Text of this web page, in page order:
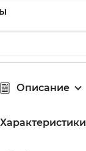
Описание
Характеристики